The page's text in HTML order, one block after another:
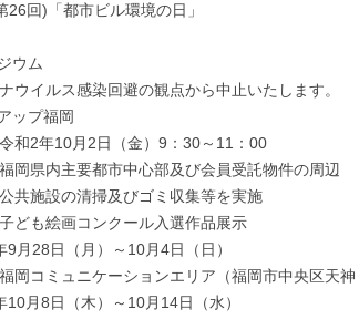
26回)「都市ビル環境の日」
ウム
ウイルス感染回避の観点から中止いたします。
ップ福岡
和2年10月2日（金）9：30～11：00
岡県内主要都市中心部及び会員受託物件の周辺
共施設の清掃及びゴミ収集等を実施
ども絵画コンクール入選作品展示
月28日（月）～10月4日（日）
岡コミュニケーションエリア（福岡市中央区天神
月8日（木）～10月14日（水）